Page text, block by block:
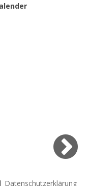
| Datenschutzerklärung